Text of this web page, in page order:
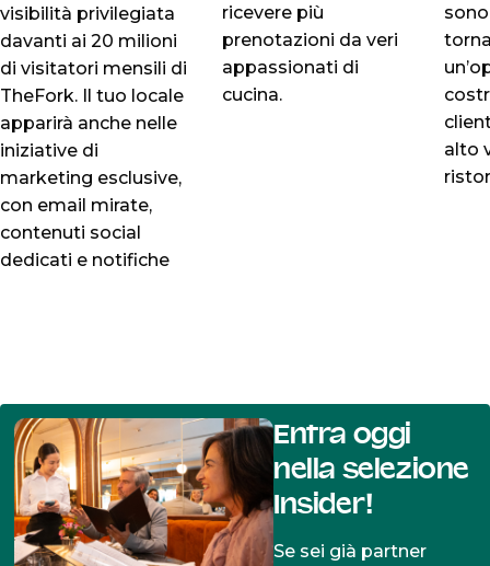
visibilità privilegiata
davanti ai 20 milioni
di visitatori mensili di
TheFork. Il tuo locale
apparirà anche nelle
iniziative di
marketing esclusive,
con email mirate,
contenuti social
dedicati e notifiche
ricevere più
prenotazioni da veri
appassionati di
cucina.
alto
Entra oggi
nella selezione
Insider!
Se sei già partner